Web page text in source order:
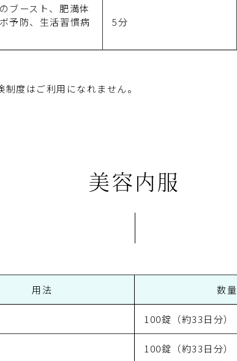
ブースト、肥満体
予防、生活習慣病
5分
度はご利用になれません。
美容内服
用法 数量
100錠（約33日分）
100錠（約33日分）